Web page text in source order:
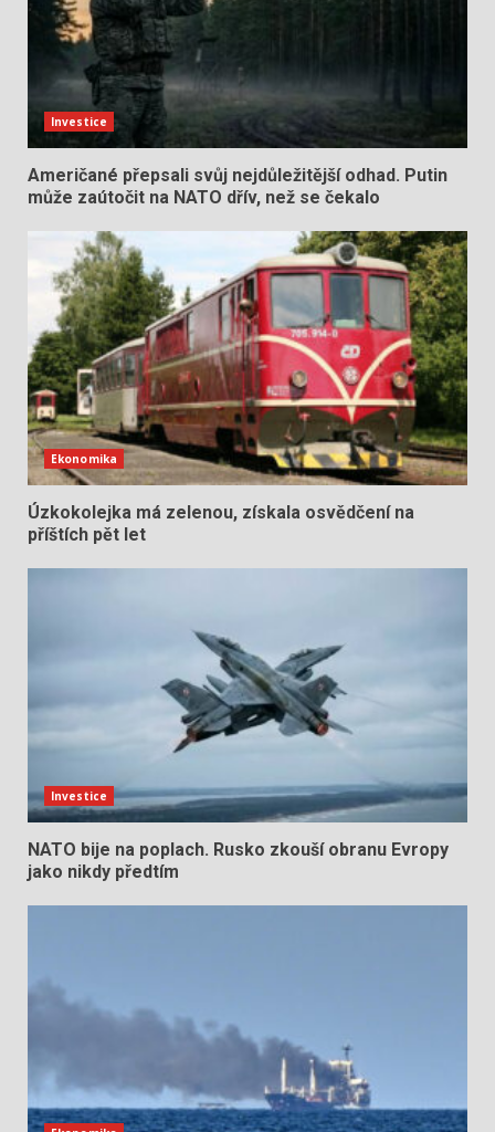
Investice
Američané přepsali svůj nejdůležitější odhad. Putin
může zaútočit na NATO dřív, než se čekalo
Ekonomika
Úzkokolejka má zelenou, získala osvědčení na
příštích pět let
Investice
NATO bije na poplach. Rusko zkouší obranu Evropy
jako nikdy předtím